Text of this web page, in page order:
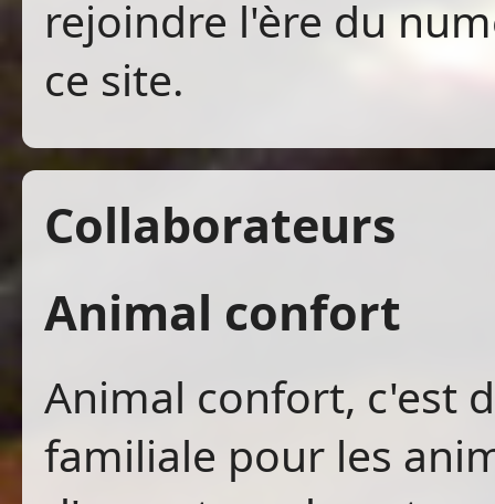
rejoindre l'ère du
ce site.
Collaborateurs
Animal confort
Animal confort, c'est
familiale pour les